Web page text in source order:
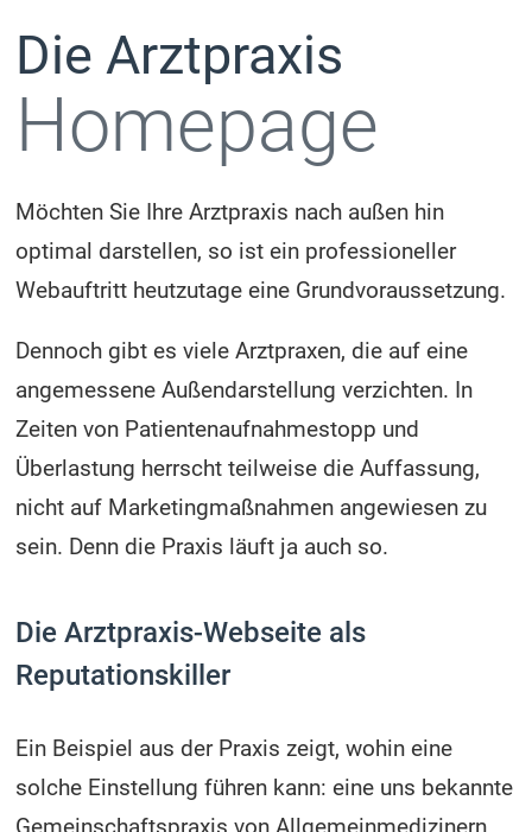
Die Arztpraxis
Homepage
Möchten Sie Ihre Arztpraxis nach außen hin
optimal darstellen, so ist ein professioneller
Webauftritt heutzutage eine Grundvoraussetzung.
Dennoch gibt es viele Arztpraxen, die auf eine
angemessene Außendarstellung verzichten. In
Zeiten von Patientenaufnahmestopp und
Überlastung herrscht teilweise die Auffassung,
nicht auf Marketingmaßnahmen angewiesen zu
sein. Denn die Praxis läuft ja auch so.
Die Arztpraxis-Webseite als
Reputationskiller
Ein Beispiel aus der Praxis zeigt, wohin eine
solche Einstellung führen kann: eine uns bekannte